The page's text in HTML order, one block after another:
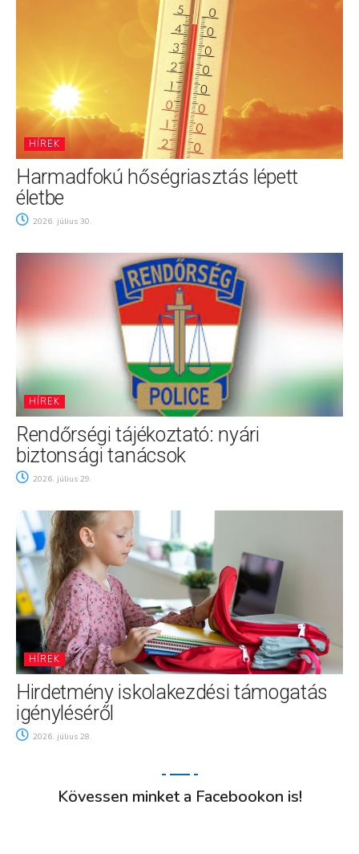
HÍREK
Harmadfokú hőségriasztás lépett
életbe
2026. július 30.
HÍREK
Rendőrségi tájékoztató: nyári
biztonsági tanácsok
2026. július 29.
HÍREK
Hirdetmény iskolakezdési támogatás
igényléséről
2026. július 28.
Kövessen minket a Facebookon is!